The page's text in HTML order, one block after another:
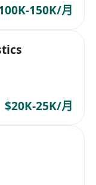
150K/月
$20K-25K/月